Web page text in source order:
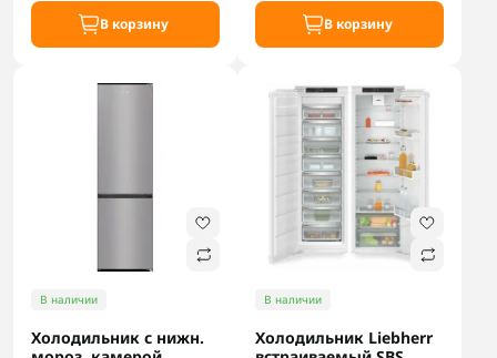
В корзину В корзину
В наличии
Холодильник с нижн.
В наличии
Холодильник Liebherr